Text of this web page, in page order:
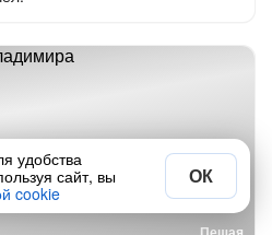
удобства
сайт, вы
cookie
ОК